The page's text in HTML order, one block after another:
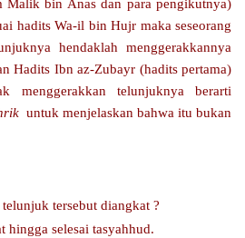
Malik bin Anas dan para pengikutnya)
hadits Wa-il bin Hujr maka seseorang
hendaklah menggerakkannya
Hadits Ibn az-Zubayr (hadits pertama)
menggerakkan telunjuknya berarti
untuk menjelaskan bahwa itu bukan
tersebut diangkat ?
hingga selesai tasyahhud.